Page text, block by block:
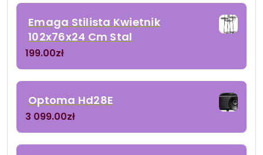
Emaga Stilista Kwietnik
102x76x24 Cm Stal
199.00zł
Optoma Hd28E
3 099.00zł